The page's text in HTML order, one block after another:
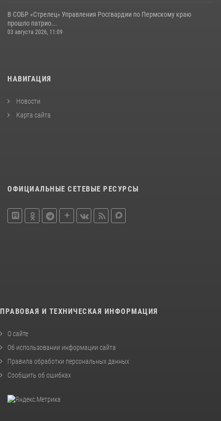
В СОБР «Стрелец» Управления Росгвардии по Пермскому краю
прошло патрио...
03 августа 2026, 11:09
НАВИГАЦИЯ
Новости
Карта сайта
ОФИЦИАЛЬНЫЕ СЕТЕВЫЕ РЕСУРСЫ
ПРАВОВАЯ И ТЕХНИЧЕСКАЯ ИНФОРМАЦИЯ
О сайте
Об использовании информации сайта
Правила обработки персональных данных
Сообщить об ошибках